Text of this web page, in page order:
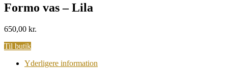
Formo vas – Lila
650,00 kr.
Til butik
Yderligere information